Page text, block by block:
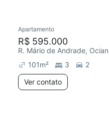
Apartamento
R$ 595.000
R. Mário de Andrade, Ocian
101m² 3
2
Ver contato